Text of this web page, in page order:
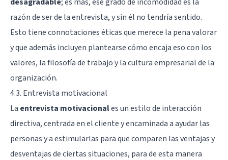
razón de ser de la entrevista, y sin él no tendría sentido.
Esto tiene connotaciones éticas que merece la pena valorar
y que además incluyen plantearse cómo encaja eso con los
valores, la filosofía de trabajo y la cultura empresarial de la
organización.
4.3. Entrevista motivacional
La entrevista motivacionales un estilo de interacción
directiva, centrada en el cliente y encaminada a ayudar las
personas y a estimularlas para que comparen las ventajas y
desventajas de ciertas situaciones, para de esta manera